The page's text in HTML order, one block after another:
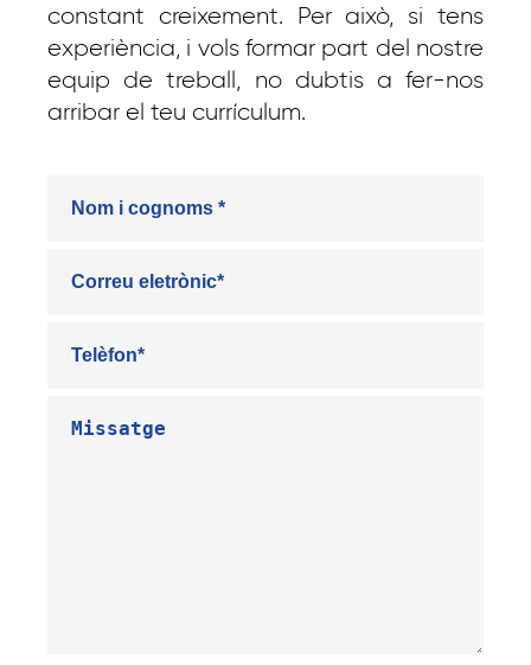
constant creixement. Per això, si tens
experiència, i vols formar part del nostre
equip de treball, no dubtis a fer-nos
arribar el teu currículum.